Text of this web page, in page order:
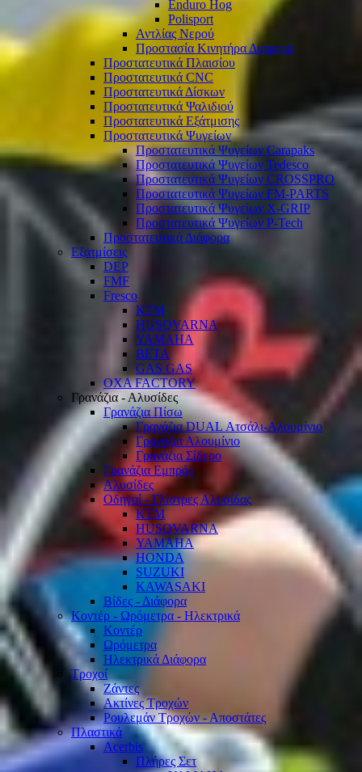
Enduro Hog
Polisport
Αντλίας Νερού
Προστασία Κινητήρα Διάφορα
Προστατευτικά Πλαισίου
Προστατευτικά CNC
Προστατευτικά Δίσκων
Προστατευτικά Ψαλιδιού
Προστατευτικά Εξάτμισης
Προστατευτικά Ψυγείων
Προστατευτικά Ψυγείων Carapaks
Προστατευτικά Ψυγείων Tedesco
Προστατευτικά Ψυγείων CROSSPRO
Προστατευτικά Ψυγείων FM-PARTS
Προστατευτικά Ψυγείων X-GRIP
Προστατευτικά Ψυγείων P-Tech
Προστατευτικά Διάφορα
Εξατμίσεις
DEP
FMF
Fresco
KTM
HUSQVARNA
YAMAHA
BETA
GAS GAS
OXA FACTORY
Γρανάζια - Αλυσίδες
Γρανάζια Πίσω
Γρανάζια DUAL Ατσάλι-Αλουμίνιο
Γρανάζια Αλουμίνιο
Γρανάζια Σίδερο
Γρανάζια Εμπρός
Αλυσίδες
Οδηγοί - Γλίστρες Αλυσίδας
KTM
HUSQVARNA
YAMAHA
HONDA
SUZUKI
KAWASAKI
Βίδες - Διάφορα
Κοντέρ - Ωρόμετρα - Ηλεκτρικά
Κοντέρ
Ωρόμετρα
Ηλεκτρικά Διάφορα
Τροχοί
Ζάντες
Ακτίνες Τροχών
Ρουλεμάν Τροχών - Αποστάτες
Πλαστικά
Acerbis
Πλήρες Σετ